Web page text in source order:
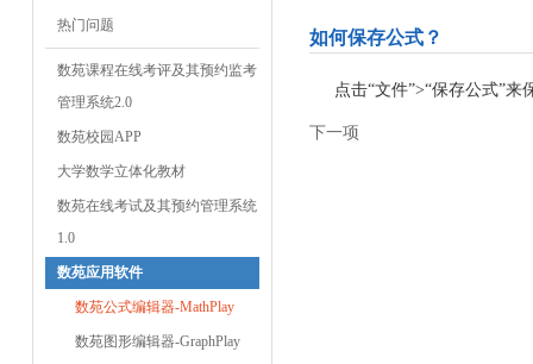
热门问题
数苑课程在线考评及其预约监考
管理系统2.0
数苑校园APP
大学数学立体化教材
数苑在线考试及其预约管理系统
1.0
数苑应用软件
数苑公式编辑器-MathPlay
数苑图形编辑器-GraphPlay
如何保存公式？
点击“文件”>“保存公式”来
下一项